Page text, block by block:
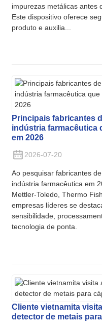
impurezas metálicas antes
Este dispositivo oferece
produto e auxilia...
Principais fabricantes
indústria farmacêutica
em 2026
2026-07-20
Ao pesquisar fabricantes
indústria farmacêutica em
Mettler-Toledo, Thermo
empresas líderes se
sensibilidade,
tecnologia de ponta.
Cliente vietnamita
detector de metais